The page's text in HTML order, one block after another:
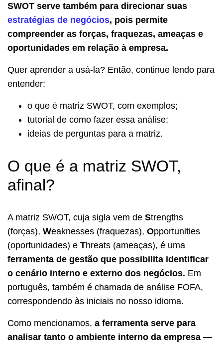
SWOT serve também para direcionar suas
estratégias de negócios, pois permite
compreender as forças, fraquezas, ameaças e
oportunidades em relação à empresa.
Quer aprender a usá-la? Então, continue lendo para
entender:
o que é matriz SWOT, com exemplos;
tutorial de como fazer essa análise;
ideias de perguntas para a matriz.
O que é a matriz SWOT,
afinal?
A matriz SWOT, cuja sigla vem de Strengths
(forças), Weaknesses (fraquezas), Opportunities
(oportunidades) e Threats (ameaças), é uma
ferramenta de gestão que possibilita identificar
o cenário interno e externo dos negócios. Em
português, também é chamada de análise FOFA,
correspondendo às iniciais no nosso idioma.
Como mencionamos, a ferramenta serve para
analisar tanto o ambiente interno da empresa —